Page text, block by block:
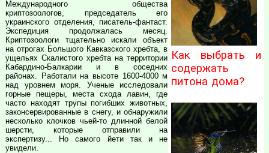
Международного общества
криптозоологов, председатель его
украинского отделения, писатель-фантаст.
Экспедиция продолжалась месяц.
Криптозоологи тщательно искали объект
на отрогах Большого Кавказского хребта, в
ущельях Скалистого хребта на территории
Кабардино-Балкарии и в соседних
районах. Работали на высоте 1600-4000 м
над уровнем моря. Ученые исследовали
горные пещеры, места схода лавин, где
часто находят трупы погибших животных,
законсервированные в снегу, и обнаружили
несколько клочков чьей-то длинной белой
шерсти, которые отправили на
экспертизу... Но самого йети так и не
увидели.
Как выбрать и
содержать
питона дома?